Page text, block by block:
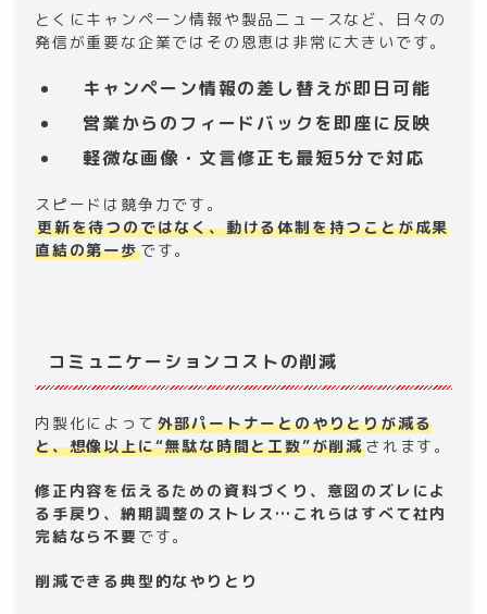
とくにキャンペーン情報や製品ニュースなど、日々の
発信が重要な企業ではその恩恵は非常に大きいです。
キャンペーン情報の差し替えが即日可能
営業からのフィードバックを即座に反映
軽微な画像・文言修正も最短5分で対応
スピードは競争力です。
更新を待つのではなく、動ける体制を持つことが成果
直結の第一歩です。
コミュニケーションコストの削減
内製化によって 外部パートナーとのやりとりが減る
と、想像以上に“無駄な時間と工数”が削減されます。
修正内容を伝えるための資料づくり、意図のズレによ
る手戻り、納期調整のストレス…これらはすべて社内
完結なら不要 です。
削減できる典型的なやりとり